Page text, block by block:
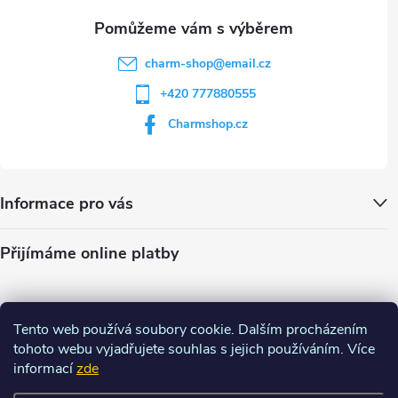
Tento web používá soubory cookie. Dalším procházením
tohoto webu vyjadřujete souhlas s jejich používáním. Více
informacízde
charm-shop@email.cz
+420 777880555
Charmshop.cz
Informace pro vás
Přijímáme online platby